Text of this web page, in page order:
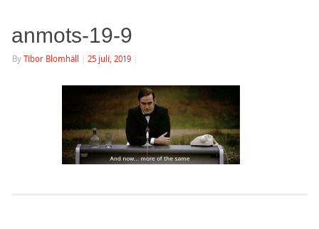
anmots-19-9
By Tibor Blomhäll 25 juli, 2019